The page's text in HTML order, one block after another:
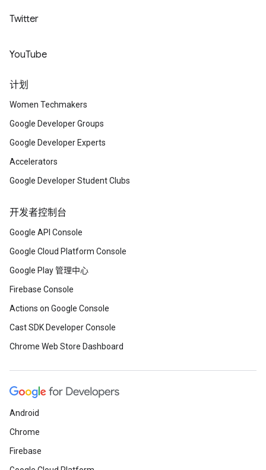
Twitter
YouTube
计划
Women Techmakers
Google Developer Groups
Google Developer Experts
Accelerators
Google Developer Student Clubs
开发者控制台
Google API Console
Google Cloud Platform Console
Google Play 管理中心
Firebase Console
Actions on Google Console
Cast SDK Developer Console
Chrome Web Store Dashboard
Android
Chrome
Firebase